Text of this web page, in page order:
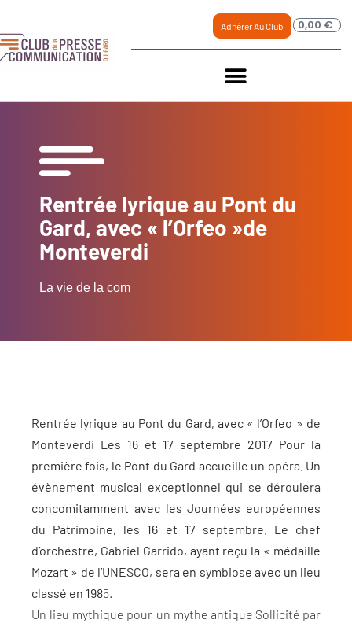
Adhérer Au Club 0,00 €
Rentrée lyrique au Pont du
Gard, avec « l’Orfeo »de
Monteverdi
La vie de la com
Rentrée lyrique au Pont du Gard, avec « l’Orfeo » de
Monteverdi Les 16 et 17 septembre 2017 Pour la
première fois, le Pont du Gard accueille un opéra. Un
évènement musical exceptionnel qui se déroulera
concomitamment avec les Journées européennes
du Patrimoine, les 16 et 17 septembre. Le chef
d’orchestre, Gabriel Garrido, ayant reçu la « médaille
Mozart » de l’UNESCO, sera en symbiose avec un lieu
classé en 1985.
Un lieu mythique pour un mythe antique Sollicité par